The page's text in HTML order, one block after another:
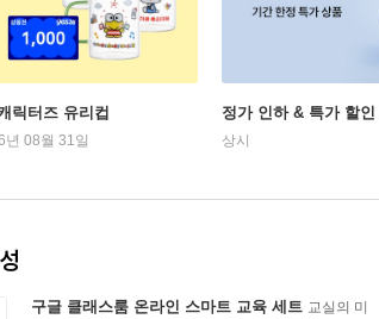
릭터즈 유리컵
08월 31일
정가 인하 & 특가 할
상시
구글 클래스룸 온라인 스마트 교육 세트 교실의 미